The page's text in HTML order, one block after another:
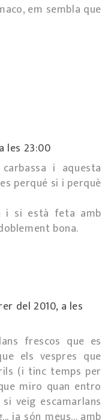
em sembla que
les 23:00
i aquesta
perqué si i perquè
i si està feta amb
bona.
del 2010, a les
frescos que es
els vespres que
(i tinc temps per
miro quan entro
veig escamarlans